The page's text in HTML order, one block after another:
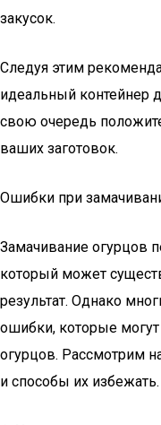
закусок.
Следуя этим
идеальный контейнер
свою очередь
ваших заготовок.
Ошибки при
Замачивание огурцов
который может
результат. Однако
ошибки, которые могут
огурцов. Рассмотрим
и способы их избежать.